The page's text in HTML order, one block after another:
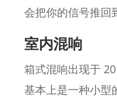
会把你的信号推回
室内混响
箱式混响出现于
基本上是一种小型